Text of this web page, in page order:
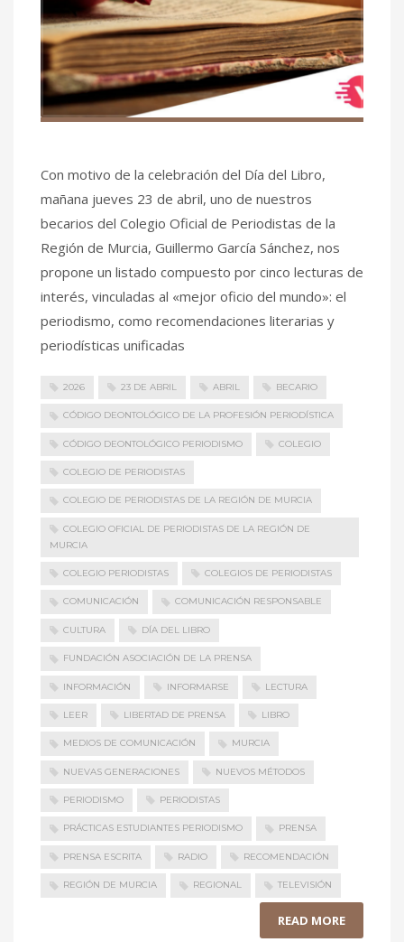
Con motivo de la celebración del Día del Libro,
mañana jueves 23 de abril, uno de nuestros
becarios del Colegio Oficial de Periodistas de la
Región de Murcia, Guillermo García Sánchez, nos
propone un listado compuesto por cinco lecturas de
interés, vinculadas al «mejor oficio del mundo»: el
periodismo, como recomendaciones literarias y
periodísticas unificadas
2026 23 DE ABRIL ABRIL BECARIO
CÓDIGO DEONTOLÓGICO DE LA PROFESIÓN PERIODÍSTICA
CÓDIGO DEONTOLÓGICO PERIODISMO COLEGIO
COLEGIO DE PERIODISTAS
COLEGIO DE PERIODISTAS DE LA REGIÓN DE MURCIA
COLEGIO OFICIAL DE PERIODISTAS DE LA REGIÓN DE
MURCIA
COLEGIO PERIODISTAS COLEGIOS DE PERIODISTAS
COMUNICACIÓN COMUNICACIÓN RESPONSABLE
CULTURA DÍA DEL LIBRO
FUNDACIÓN ASOCIACIÓN DE LA PRENSA
INFORMACIÓN INFORMARSE LECTURA
LEER LIBERTAD DE PRENSA LIBRO
MEDIOS DE COMUNICACIÓN MURCIA
NUEVAS GENERACIONES NUEVOS MÉTODOS
PERIODISMO PERIODISTAS
PRÁCTICAS ESTUDIANTES PERIODISMO PRENSA
PRENSA ESCRITA RADIO RECOMENDACIÓN
REGIÓN DE MURCIA REGIONAL TELEVISIÓN
READ MORE